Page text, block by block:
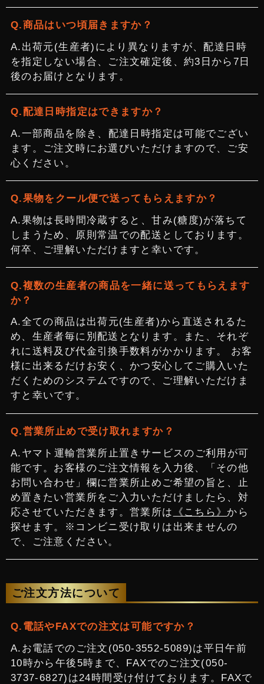
商品はいつ頃届きますか？
出荷元(生産者)により異なりますが、配達日時
を指定しない場合、ご注文確定後、約3日から7日
後のお届けとなります。
配達日時指定はできますか？
一部商品を除き、配達日時指定は可能でござい
ます。ご注文時にお選びいただけますので、ご安
心ください。
果物をクール便で送ってもらえますか？
果物は長時間冷蔵すると、甘み(糖度)が落ちて
しまうため、原則常温での配送としております。
何卒、ご理解いただけますと幸いです。
複数の生産者の商品を一緒に送ってもらえます
か？
全ての商品は出荷元(生産者)から直送されるた
め、生産者毎に別配送となります。また、それぞ
れに送料及び代金引換手数料がかかります。 お客
様に出来るだけお安く、かつ安心してご購入いた
だくためのシステムですので、ご理解いただけま
すと幸いです。
営業所止めで受け取れますか？
ヤマト運輸営業所止置きサービスのご利用が可
能です。お客様のご注文情報を入力後、「その他
お問い合わせ」欄に営業所止めご希望の旨と、止
め置きたい営業所をご入力いただけましたら、対
応させていただきます。営業所は
《こちら》 から
探せます。※コンビニ受け取りは出来ませんの
で、ご注意ください。
ご注文方法について
電話やFAXでの注文は可能ですか？
お電話でのご注文(050-3552-5089)は平日午前
10時から午後5時まで、FAXでのご注文(050-
3737-6827)は24時間受け付けております。FAXで